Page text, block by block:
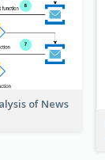
of News